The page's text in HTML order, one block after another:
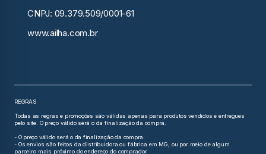
CNPJ: 09.379.509/0001-61
www.ailha.com.br
REGRAS
Todas as regras e promoções são válidas apenas para produtos vendidos e entregues
pelo site. O preço válido será o da finalização da compra.
- O preço válido será o da finalização da compra.
- Os envios são feitos da distribuidora ou fábrica em MG, ou por meio de algum
parceiro mais próximo do endereço do comprador.